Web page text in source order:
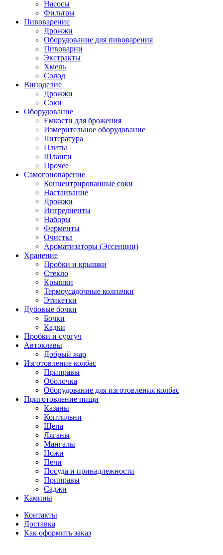
Насосы
Фильтры
Пивоварение
Дрожжи
Оборудование для пивоварения
Пивоварни
Экстракты
Хмель
Солод
Виноделие
Дрожжи
Соки
Оборудование
Емкости для брожения
Измерительное оборудование
Литература
Плиты
Шланги
Прочее
Самогоноварение
Концентрированные соки
Настаивание
Дрожжи
Ингредиенты
Наборы
Ферменты
Очистка
Ароматизаторы (Эссенции)
Хранение
Пробки и крышки
Стекло
Крышки
Термоусадочные колпачки
Этикетки
Дубовые бочки
Бочки
Кадки
Пробки и сургуч
Автоклавы
Добрый жар
Изготовление колбас
Приправы
Оболочка
Оборудование для изготовления колбас
Приготовление пищи
Казаны
Коптильни
Щепа
Ляганы
Мангалы
Ножи
Печи
Посуда и принадлежности
Приправы
Саджи
Камины
Контакты
Доставка
Как оформить заказ